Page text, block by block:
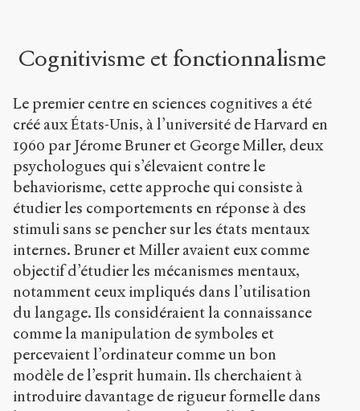
Cognitivisme et fonctionnalisme
Le premier centre en sciences cognitives a été
créé aux États-Unis, à l’université de Harvard en
1960 par Jérome Bruner et George Miller, deux
psychologues qui s’élevaient contre le
behaviorisme, cette approche qui consiste à
étudier les comportements en réponse à des
stimuli sans se pencher sur les états mentaux
internes. Bruner et Miller avaient eux comme
objectif d’étudier les mécanismes mentaux,
notamment ceux impliqués dans l’utilisation
du langage. Ils considéraient la connaissance
comme la manipulation de symboles et
percevaient l’ordinateur comme un bon
modèle de l’esprit humain. Ils cherchaient à
introduire davantage de rigueur formelle dans